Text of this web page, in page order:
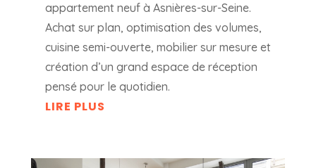
appartement neuf à Asnières-sur-Seine.
Achat sur plan, optimisation des volumes,
cuisine semi-ouverte, mobilier sur mesure et
création d’un grand espace de réception
pensé pour le quotidien.
LIRE PLUS